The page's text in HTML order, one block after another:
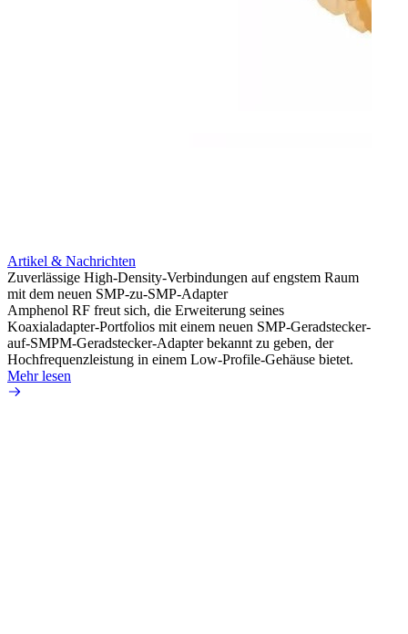
Artikel & Nachrichten
Zuverlässige High-Density-Verbindungen auf engstem Raum
mit dem neuen SMP-zu-SMP-Adapter
Amphenol RF freut sich, die Erweiterung seines
Koaxialadapter-Portfolios mit einem neuen SMP-Geradstecker-
auf-SMPM-Geradstecker-Adapter bekannt zu geben, der
Hochfrequenzleistung in einem Low-Profile-Gehäuse bietet.
Mehr lesen